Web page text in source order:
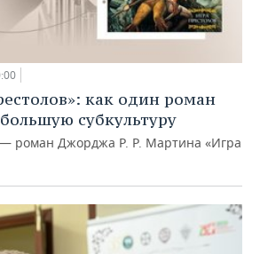
как один роман
субкультуру
— роман Джорджа Р. Р. Мартина «Игра